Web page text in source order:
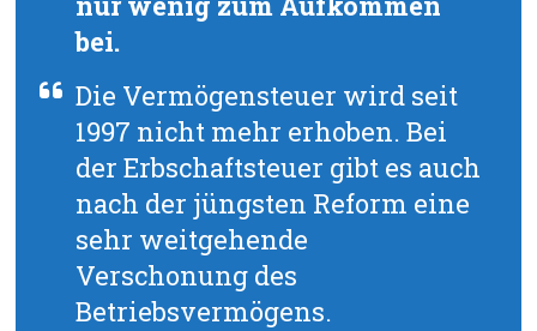
bei.
Die Vermögensteuer wird seit
1997 nicht mehr erhoben. Bei
der Erbschaftsteuer gibt es auch
nach der jüngsten Reform eine
sehr weitgehende
Verschonung des
Betriebsvermögens.